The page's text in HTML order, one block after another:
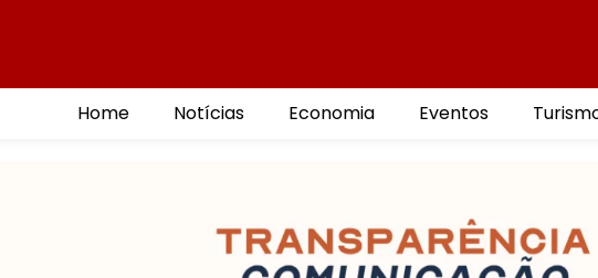
Home Notícias Economia Eventos